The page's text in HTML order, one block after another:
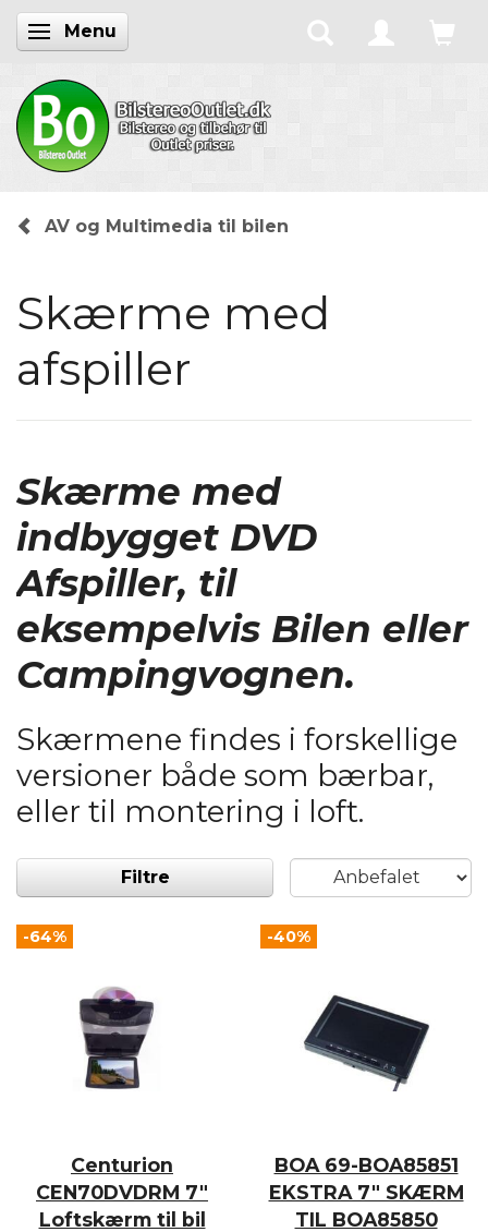
Skifte navigation
Menu
AV og Multimedia til bilen
Skærme med
afspiller
Skærme med
indbygget DVD
Afspiller, til
eksempelvis Bilen eller
Campingvognen.
Skærmene findes i forskellige
versioner både som bærbar,
eller til montering i loft.
Filtre
-64%
Centurion
CEN70DVDRM 7"
Loftskærm til bil
-40%
BOA 69-BOA85851
EKSTRA 7" SKÆRM
TIL BOA85850